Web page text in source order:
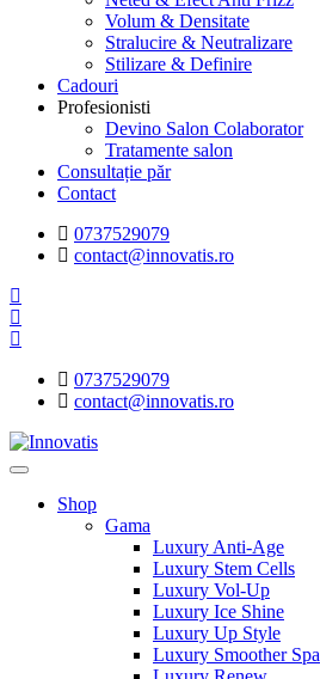
Volum & Densitate
Stralucire & Neutralizare
Stilizare & Definire
Cadouri
Profesionisti
Devino Salon Colaborator
Tratamente salon
Consultație păr
Contact
0737529079
contact@innovatis.ro
0737529079
contact@innovatis.ro
Shop
Gama
Luxury Anti-Age
Luxury Stem Cells
Luxury Vol-Up
Luxury Ice Shine
Luxury Up Style
Luxury Smoother Spa